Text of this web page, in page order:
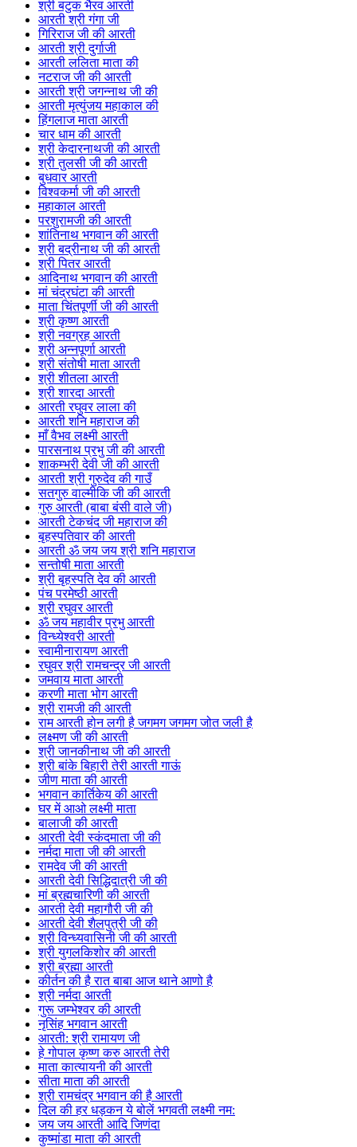
श्री बटुक भैरव आरती
आरती श्री गंगा जी
गिरिराज जी की आरती
आरती श्री दुर्गाजी
आरती ललिता माता की
नटराज जी की आरती
आरती श्री जगन्नाथ जी की
आरती मृत्युंजय महाकाल की
हिंगलाज माता आरती
चार धाम की आरती
श्री केदारनाथजी की आरती
श्री तुलसी जी की आरती
बुधवार आरती
विश्वकर्मा जी की आरती
महाकाल आरती
परशुरामजी की आरती
शांतिनाथ भगवान की आरती
श्री बद्रीनाथ जी की आरती
श्री पितर आरती
आदिनाथ भगवान की आरती
मां चंद्रघंटा की आरती
माता चिंतपूर्णी जी की आरती
श्री कृष्ण आरती
श्री नवग्रह आरती
श्री अन्नपूर्णा आरती
श्री संतोषी माता आरती
श्री शीतला आरती
श्री शारदा आरती
आरती रघुवर लाला की
आरती शनि महाराज की
माँ वैभव लक्ष्मी आरती
पारसनाथ प्रभु जी की आरती
शाकम्भरी देवी जी की आरती
आरती श्री गुरुदेव की गाउँ
सतगुरु वाल्मीकि जी की आरती
गुरु आरती (बाबा बंसी वाले जी)
आरती टेकचंद जी महाराज की
बृहस्पतिवार की आरती
आरती ॐ जय जय श्री शनि महाराज
सन्तोषी माता आरती
श्री बृहस्पति देव की आरती
पंच परमेष्ठी आरती
श्री रघुवर आरती
ॐ जय महावीर प्रभु आरती
विन्ध्येश्वरी आरती
स्वामीनारायण आरती
रघुवर श्री रामचन्द्र जी आरती
जमवाय माता आरती
करणी माता भोग आरती
श्री रामजी की आरती
राम आरती होन लगी है जगमग जगमग जोत जली है
लक्ष्मण जी की आरती
श्री जानकीनाथ जी की आरती
श्री बांके बिहारी तेरी आरती गाऊं
जीण माता की आरती
भगवान कार्तिकेय की आरती
घर में आओ लक्ष्मी माता
बालाजी की आरती
आरती देवी स्कंदमाता जी की
नर्मदा माता जी की आरती
रामदेव जी की आरती
आरती देवी सिद्धिदात्री जी की
मां ब्रह्मचारिणी की आरती
आरती देवी महागौरी जी की
आरती देवी शैलपुत्री जी की
श्री विन्ध्यवासिनी जी की आरती
श्री युगलकिशोर की आरती
श्री ब्रह्मा आरती
कीर्तन की है रात बाबा आज थाने आणो है
श्री नर्मदा आरती
गुरू जम्भेश्वर की आरती
नृसिंह भगवान आरती
आरती: श्री रामायण जी
हे गोपाल कृष्ण करु आरती तेरी
माता कात्यायनी की आरती
सीता माता की आरती
श्री रामचंद्र भगवान की है आरती
दिल की हर धड़कन ये बोलें भगवती लक्ष्मी नम:
जय जय आरती आदि जिणंदा
कुष्मांडा माता की आरती